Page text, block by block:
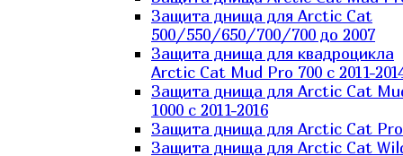
Защита днища для Arctic Cat
500/550/650/700/700 до 2007
Защита днища для квадроцикла
Arctic Cat Mud Pro 700 с 2011-
Защита днища для Arctic Cat
1000 c 2011-2016
Защита днища для Arctic Cat
Защита днища для Arctic Cat